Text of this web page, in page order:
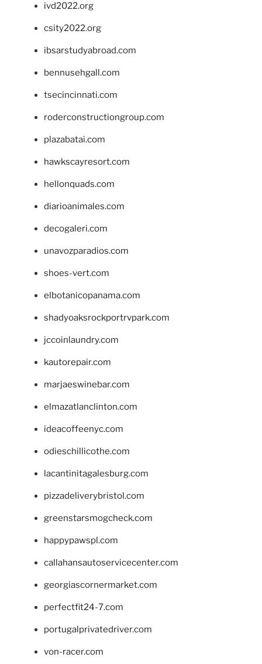
ivd2022.org
csity2022.org
ibsarstudyabroad.com
bennusehgall.com
tsecincinnati.com
roderconstructiongroup.com
plazabatai.com
hawkscayresort.com
hellonquads.com
diarioanimales.com
decogaleri.com
unavozparadios.com
shoes-vert.com
elbotanicopanama.com
shadyoaksrockportrvpark.com
jccoinlaundry.com
kautorepair.com
marjaeswinebar.com
elmazatlanclinton.com
ideacoffeenyc.com
odieschillicothe.com
lacantinitagalesburg.com
pizzadeliverybristol.com
greenstarsmogcheck.com
happypawspl.com
callahansautoservicecenter.com
georgiascornermarket.com
perfectfit24-7.com
portugalprivatedriver.com
von-racer.com